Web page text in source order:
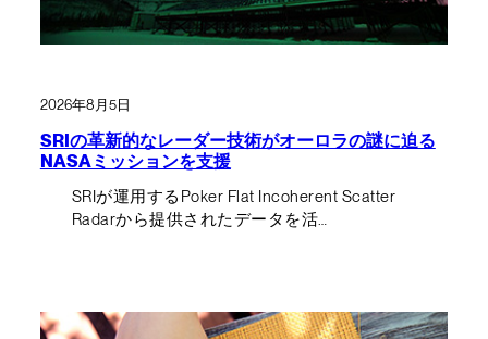
2026年8月5日
SRIの革新的なレーダー技術がオーロラの謎に迫る
NASAミッションを支援
SRIが運用するPoker Flat Incoherent Scatter
Radarから提供されたデータを活…